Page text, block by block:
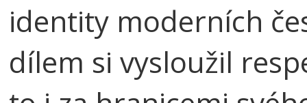
identity moderních
dílem si vysloužil